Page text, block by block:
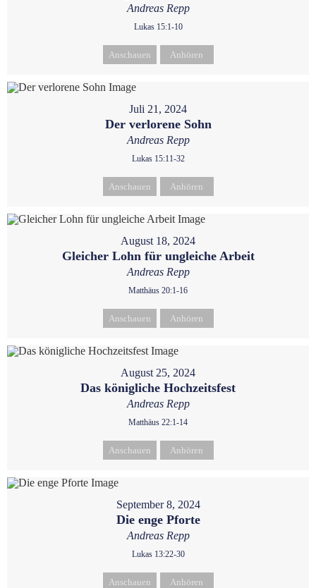
Andreas Repp
Lukas 15:1-10
Anschauen Anhören
Juli 21, 2024
Der verlorene Sohn
Andreas Repp
Lukas 15:11-32
Anschauen Anhören
August 18, 2024
Gleicher Lohn für ungleiche Arbeit
Andreas Repp
Matthäus 20:1-16
Anschauen Anhören
August 25, 2024
Das königliche Hochzeitsfest
Andreas Repp
Matthäus 22:1-14
Anschauen Anhören
September 8, 2024
Die enge Pforte
Andreas Repp
Lukas 13:22-30
Anschauen Anhören